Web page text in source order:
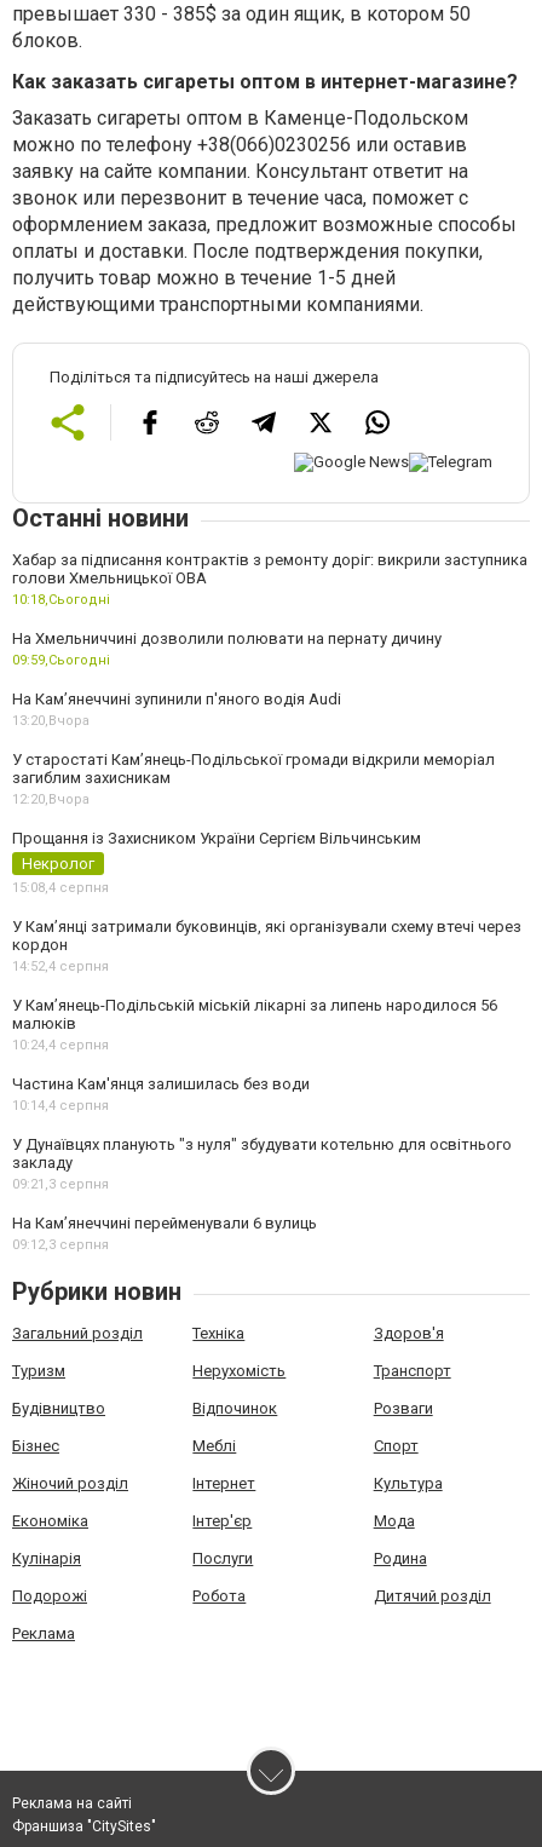
превышает 330 - 385$ за один ящик, в котором 50
блоков.
Как заказать сигареты оптом в интернет-магазине?
Заказать сигареты оптом в Каменце-Подольском
можно по телефону +38(066)0230256 или оставив
заявку на сайте компании. Консультант ответит на
звонок или перезвонит в течение часа, поможет с
оформлением заказа, предложит возможные способы
оплаты и доставки. После подтверждения покупки,
получить товар можно в течение 1-5 дней
действующими транспортными компаниями.
Поділіться та підписуйтесь на наші джерела
Останні новини
Хабар за підписання контрактів з ремонту доріг: викрили заступника
голови Хмельницької ОВА
10:18,Сьогодні
На Хмельниччині дозволили полювати на пернату дичину
09:59,Сьогодні
На Камʼянеччині зупинили п'яного водія Audi
13:20, Вчора
У старостаті Кам’янець-Подільської громади відкрили меморіал
загиблим захисникам
12:20, Вчора
Прощання із Захисником України Сергієм Вільчинським
Некролог
15:08,4 серпня
У Кам’янці затримали буковинців, які організували схему втечі через
кордон
14:52,4 серпня
У Кам’янець-Подільській міській лікарні за липень народилося 56
малюків
10:24,4 серпня
Частина Кам'янця залишилась без води
10:14,4 серпня
У Дунаївцях планують "з нуля" збудувати котельню для освітнього
закладу
09:21,3 серпня
На Камʼянеччині перейменували 6 вулиць
09:12,3 серпня
Рубрики новин
Загальний розділ Техніка Здоров'я
Туризм Нерухомість Транспорт
Будівництво Відпочинок Розваги
Бізнес Меблі Спорт
Жіночий розділ Інтернет Культура
Економіка Інтер'єр Мода
Кулінарія Послуги Родина
Подорожі Робота Дитячий розділ
Реклама
Реклама на сайті
Франшиза "CitySites"